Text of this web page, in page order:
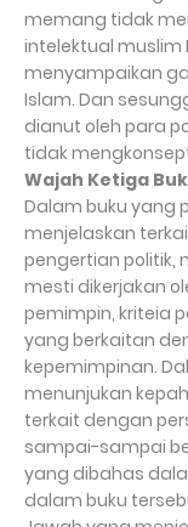
memang tidak
intelektual
menyampaikan
Islam. Dan
dianut oleh para
tidak
Wajah Ketiga
Dalam buku yang
menjelaskan
pengertian politik,
mesti dikerjakan
pemimpin, kriteia
yang berkaitan
kepemimpinan.
menunjukan
terkait dengan
sampai-sampai
yang dibahas
dalam buku